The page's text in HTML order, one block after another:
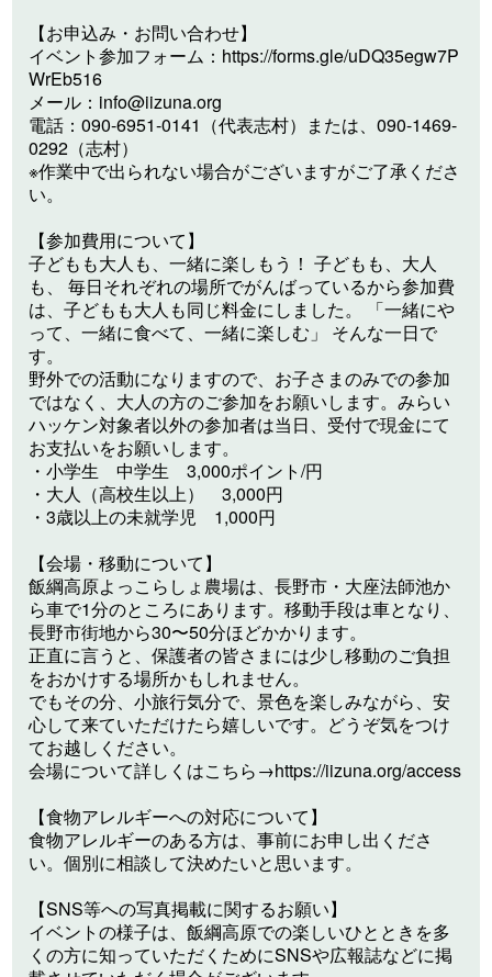
【お申込み・お問い合わせ】
イベント参加フォーム：https://forms.gle/uDQ35egw7P
WrEb516
メール： info@iizuna.org
電話：090-6951-0141（代表志村）または、090-1469-
0292（志村）
※作業中で出られない場合がございますがご了承くださ
い。
【参加費用について】
子どもも大人も、一緒に楽しもう！ 子どもも、大人
も、 毎日それぞれの場所でがんばっているから参加費
は、子どもも大人も同じ料金にしました。 「一緒にや
って、一緒に食べて、一緒に楽しむ」 そんな一日で
す。
野外での活動になりますので、お子さまのみでの参加
ではなく、大人の方のご参加をお願いします。みらい
ハッケン対象者以外の参加者は当日、受付で現金にて
お支払いをお願いします。
・小学生 中学生 3,000ポイント/円
・大人（高校生以上） 3,000円
・3歳以上の未就学児 1,000円
【会場・移動について】
飯綱高原よっこらしょ農場は、長野市・大座法師池か
ら車で1分のところにあります。移動手段は車となり、
長野市街地から30〜50分ほどかかります。
正直に言うと、保護者の皆さまには少し移動のご負担
をおかけする場所かもしれません。
でもその分、小旅行気分で、景色を楽しみながら、安
心して来ていただけたら嬉しいです。どうぞ気をつけ
てお越しください。
会場について詳しくはこちら→https://iizuna.org/access
【食物アレルギーへの対応について】
食物アレルギーのある方は、事前にお申し出くださ
い。個別に相談して決めたいと思います。
【SNS等への写真掲載に関するお願い】
イベントの様子は、飯綱高原での楽しいひとときを多
くの方に知っていただくためにSNSや広報誌などに掲